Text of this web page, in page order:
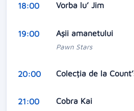
18:00 Vorba lu’ Jim
19:00 Aşii amanetului
Pawn Stars
20:00 Colecția de la
21:00 Cobra Kai